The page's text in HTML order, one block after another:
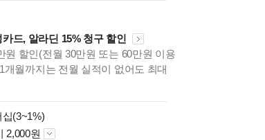
드, 알라딘 15% 청구 할인
원 할인(전월 30만원 또는 60만원 이용
개월까지는 전월 실적이 없어도 최대
십(3~1%)
2,000원